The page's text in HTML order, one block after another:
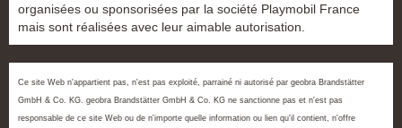
organisées ou sponsorisées par la société Playmobil France
mais sont réalisées avec leur aimable autorisation.
Ce site Web n'appartient pas, n'est pas exploité, parrainé ni autorisé par geobra Brandstätter
GmbH & Co. KG. geobra Brandstätter GmbH & Co. KG ne sanctionne pas et n'est pas
responsable de ce site Web ou de n'importe quelle information ou lien qu'il contient, n'offre